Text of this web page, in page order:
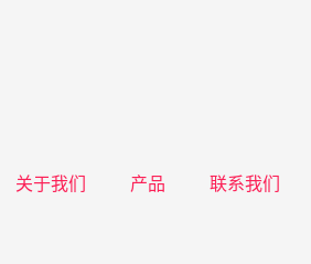
关于我们 产品 联系我们